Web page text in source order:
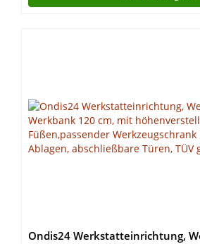
Ondis24 Werkstatteinrichtung,